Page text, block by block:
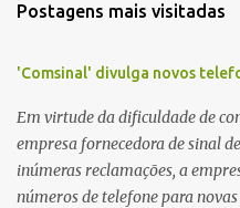
Postagens mais visitadas
'Comsinal' divulga novos
Em virtude da dificuldade de
empresa fornecedora de sinal
inúmeras reclamações, a
números de telefone para